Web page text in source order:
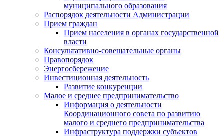
муниципального образования
Распорядок деятельности Администрации
Прием граждан
Прием населения в органах государственной
власти
Консультативно-совещательные органы
Правопорядок
Энергосбережение
Инвестиционная деятельность
Развитие конкуренции
Малое и среднее предпринимательство
Информация о деятельности
Координационного совета по развитию
малого и среднего предпринимательства
Инфраструктура поддержки субъектов